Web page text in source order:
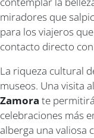
miradores que
para los viajeros
contacto directo
La riqueza cultural
museos. Una visita al
Zamora te
celebraciones más
alberga una valiosa